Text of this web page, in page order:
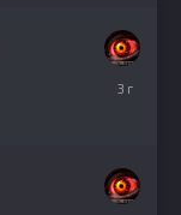
апреля,